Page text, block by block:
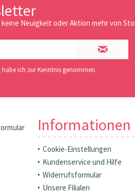
Neuigkeit oder Aktion mehr von
habe ich zur Kenntnis genommen.
Informationen
Cookie-Einstellungen
Kundenservice und Hilfe
Widerrufsformular
Unsere Filialen